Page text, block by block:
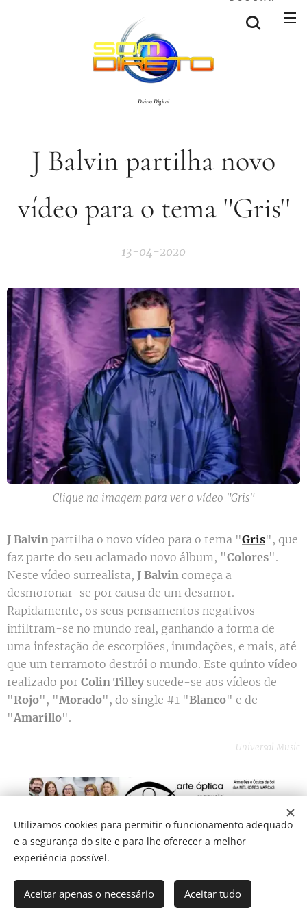
Diário Digital
J Balvin partilha novo
vídeo para o tema ''Gris''
13-04-2020
Clique na imagem para ver o vídeo "Gris"
J Balvin partilha o novo vídeo para o tema "Gris", que
faz parte do seu aclamado novo álbum, "Colores".
Neste vídeo surrealista, J Balvin começa a
desmoronar-se por causa de um desamor.
Rapidamente, os seus pensamentos negativos
infiltram-se no mundo real, ganhando a forma de
uma infestação de escorpiões, inundações, e mais, até
que um terramoto destrói o mundo. Este quinto vídeo
realizado por Colin Tilleysucede-se aos vídeos de
"Rojo", "Morado", do single #1 "Blanco" e de
"Amarillo".
Universal Music
Share
Utilizamos cookies para permitir o funcionamento adequado
e a segurança do site e para lhe oferecer a melhor
experiência possível.
Aceitar apenas o necessário Aceitar tudo